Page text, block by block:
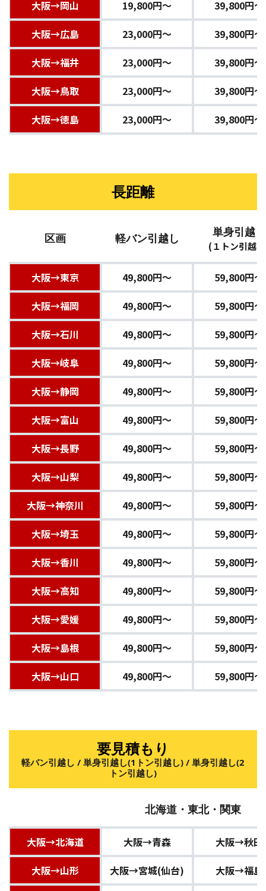
大阪→岡山 19,800円〜
39,800円〜
大阪→広島
23,000円〜
39,800円〜
大阪→福井
23,000円〜
39,800円〜
大阪→鳥取
23,000円〜
39,800円〜
大阪→徳島
23,000円〜 39,800円〜
長距離
区画 軽バン引越し 単身引越し
(１トン引越
大阪→東京 49,800円〜
59,800円〜
大阪→福岡
49,800円〜
59,800円〜
大阪→石川
49,800円〜
59,800円〜
大阪→岐阜
49,800円〜
59,800円〜
大阪→静岡
49,800円〜
59,800円〜
大阪→富山
49,800円〜
59,800円〜
大阪→長野
49,800円〜
59,800円〜
大阪→山梨
49,800円〜
59,800円〜
大阪→神奈川
49,800円〜
59,800円〜
大阪→埼玉
49,800円〜
59,800円〜
大阪→香川
49,800円〜
59,800円〜
大阪→高知
49,800円〜
59,800円〜
大阪→愛媛
49,800円〜
59,800円〜
大阪→島根
49,800円〜
59,800円〜
大阪→山口
49,800円〜 59,800円〜
要見積もり
軽バン引越し / 単身引越し(1トン引越し) / 単身引越し(2
トン引越し)
北海道・東北・関東
大阪→北海道 大阪→青森
大阪→秋田
大阪→山形
大阪→宮城(仙台)
大阪→福島